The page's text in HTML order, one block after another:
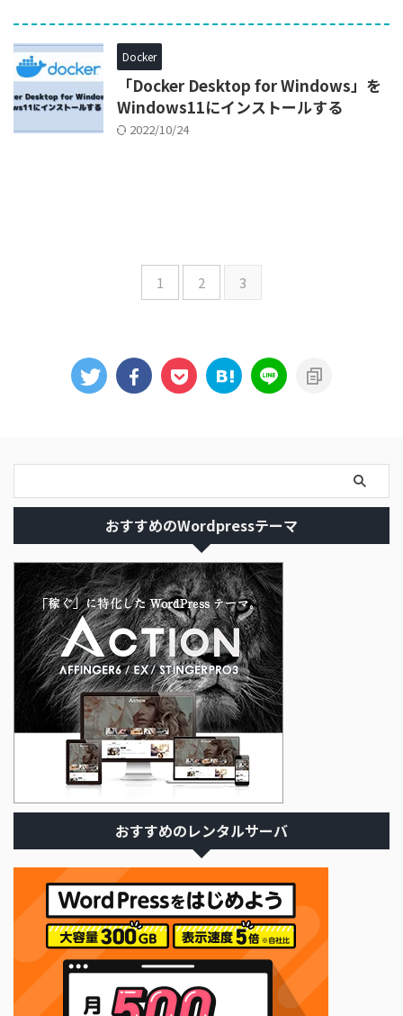
Docker
「Docker Desktop for Windows」を
Windows11にインストールする
2022/10/24
1 2 3
おすすめのWordpressテーマ
おすすめのレンタルサーバ